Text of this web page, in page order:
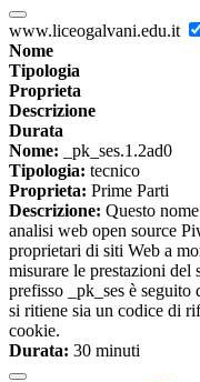
www.liceogalvani.edu.it
Nome
Tipologia
Proprieta
Descrizione
Durata
Nome: _pk_ses.1.2ad0
Tipologia: tecnico
Proprieta: Prime Parti
Descrizione: Questo
analisi web open source
proprietari di siti Web a
misurare le prestazioni
prefisso _pk_ses è seguito
si ritiene sia un codice di
cookie.
Durata: 30 minuti